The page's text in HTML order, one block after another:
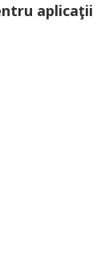
aplicaţii